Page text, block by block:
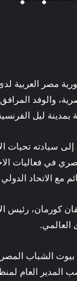
مصر العربية
والوفد
بمدينة ليل
سيادته تحيات
في فعاليات
مع الاتحاد
كورمان، رئيس
الشباب
المدير العام